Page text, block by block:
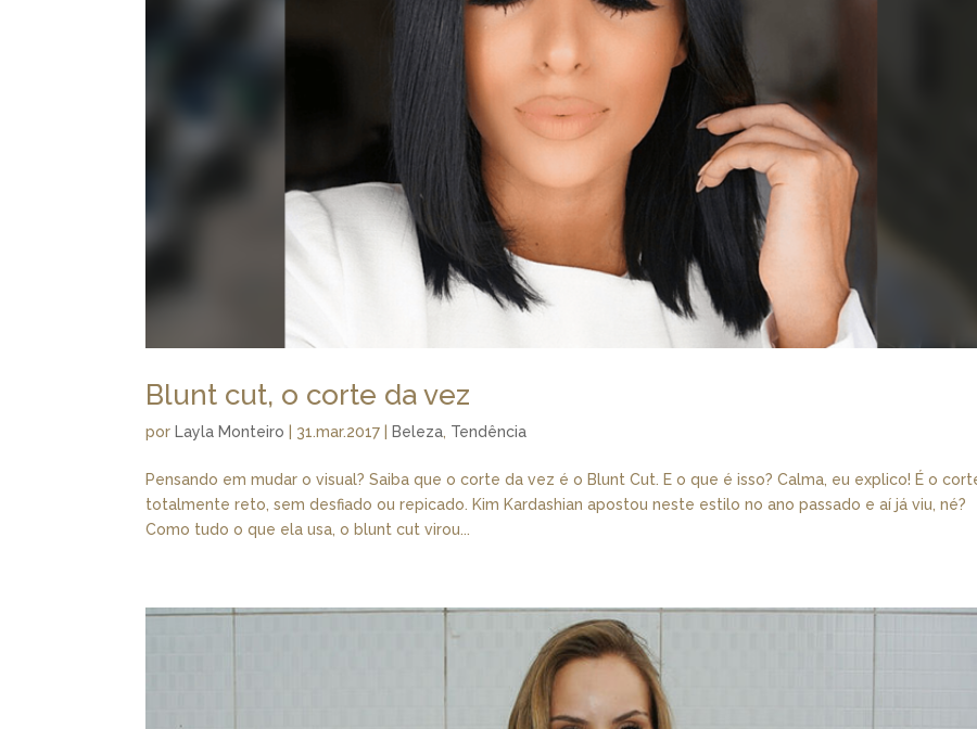
Blunt cut, o corte da vez
porLayla Monteiro | 31.mar.2017 |Beleza, Tendência
Pensando em mudar o visual? Saiba que o corte da vez é o Blunt Cut. E o que é isso? Calma, eu explico! É o
totalmente reto, sem desfiado ou repicado. Kim Kardashian apostou neste estilo no ano passado e aí já viu, né?
Como tudo o que ela usa, o blunt cut virou...